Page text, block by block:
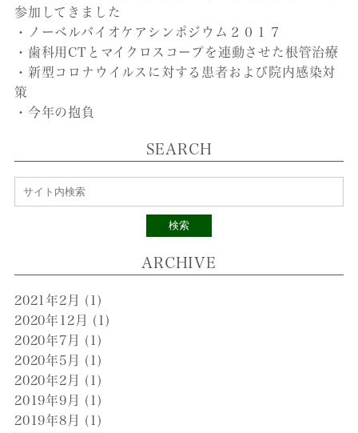
参加してきました
・ノーベルバイオケアシンポジウム２０１７
・歯科用CTとマイクロスコープを連動させた根管治療
・新型コロナウイルスに対する患者および院内感染対
策
・今年の抱負
SEARCH
検索
ARCHIVE
2021年2月 (1)
2020年12月 (1)
2020年7月 (1)
2020年5月 (1)
2020年2月 (1)
2019年9月 (1)
2019年8月 (1)